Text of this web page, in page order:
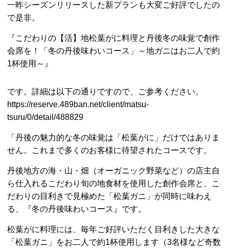
一昨シーズンリリースした新プランも大変ご好評でしたの
で是非。
『こだわりの【活】地松葉がに料理と丹後冬の味覚で創作
会席を！「冬の丹後味わいコース」～地ガニはお二人で約
1杯使用～』
です。詳細は以下の通りですので、ご参考ください。
https://reserve.489ban.net/client/matsu-
tsuru/0/detail/488829
「丹後の魅力的な冬の味覚は「松葉がに」だけではありま
せん。これまで多くのお客様に待望されたコースです。
丹後地方の海・山・畑（オーガニック野菜など）の店主自
ら仕入れるこだわり旬の地食材を使用した創作会席と、こ
だわりの目利きで見極めた「松葉ガニ」が同時に味わえ
る、『冬の丹後味わいコース』です。
松葉がに料理には、毎年ご好評いただく目利きした大きな
「松葉ガニ」をお二人で約1杯使用します（3名様など奇数